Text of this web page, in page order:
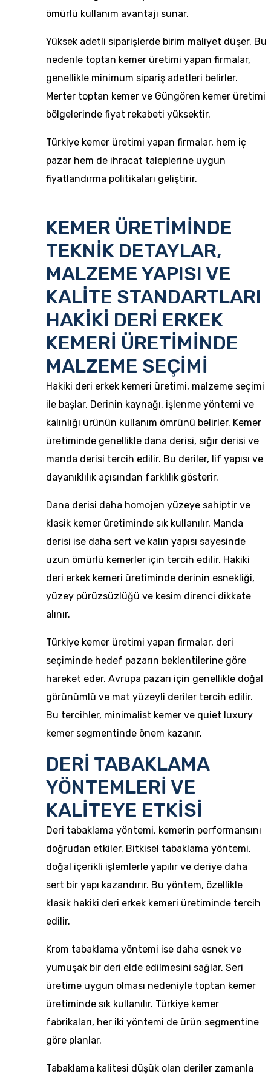
ömürlü kullanım avantajı sunar.
Yüksek adetli siparişlerde birim maliyet düşer. Bu
nedenle toptan kemer üretimi yapan firmalar,
genellikle minimum sipariş adetleri belirler.
Merter toptan kemer ve Güngören kemer üretimi
bölgelerinde fiyat rekabeti yüksektir.
Türkiye kemer üretimi yapan firmalar, hem iç
pazar hem de ihracat taleplerine uygun
fiyatlandırma politikaları geliştirir.
KEMER ÜRETİMİNDE
TEKNİK DETAYLAR,
MALZEME YAPISI VE
KALİTE STANDARTLARI
HAKİKİ DERİ ERKEK
KEMERİ ÜRETİMİNDE
MALZEME SEÇİMİ
Hakiki deri erkek kemeri üretimi, malzeme seçimi
ile başlar. Derinin kaynağı, işlenme yöntemi ve
kalınlığı ürünün kullanım ömrünü belirler. Kemer
üretiminde genellikle dana derisi, sığır derisi ve
manda derisi tercih edilir. Bu deriler, lif yapısı ve
dayanıklılık açısından farklılık gösterir.
Dana derisi daha homojen yüzeye sahiptir ve
klasik kemer üretiminde sık kullanılır. Manda
derisi ise daha sert ve kalın yapısı sayesinde
uzun ömürlü kemerler için tercih edilir. Hakiki
deri erkek kemeri üretiminde derinin esnekliği,
yüzey pürüzsüzlüğü ve kesim direnci dikkate
alınır.
Türkiye kemer üretimi yapan firmalar, deri
seçiminde hedef pazarın beklentilerine göre
hareket eder. Avrupa pazarı için genellikle doğal
görünümlü ve mat yüzeyli deriler tercih edilir.
Bu tercihler, minimalist kemer ve quiet luxury
kemer segmentinde önem kazanır.
DERİ TABAKLAMA
YÖNTEMLERİ VE
KALİTEYE ETKİSİ
Deri tabaklama yöntemi, kemerin performansını
doğrudan etkiler. Bitkisel tabaklama yöntemi,
doğal içerikli işlemlerle yapılır ve deriye daha
sert bir yapı kazandırır. Bu yöntem, özellikle
klasik hakiki deri erkek kemeri üretiminde tercih
edilir.
Krom tabaklama yöntemi ise daha esnek ve
yumuşak bir deri elde edilmesini sağlar. Seri
üretime uygun olması nedeniyle toptan kemer
üretiminde sık kullanılır. Türkiye kemer
fabrikaları, her iki yöntemi de ürün segmentine
göre planlar.
Tabaklama kalitesi düşük olan deriler zamanla